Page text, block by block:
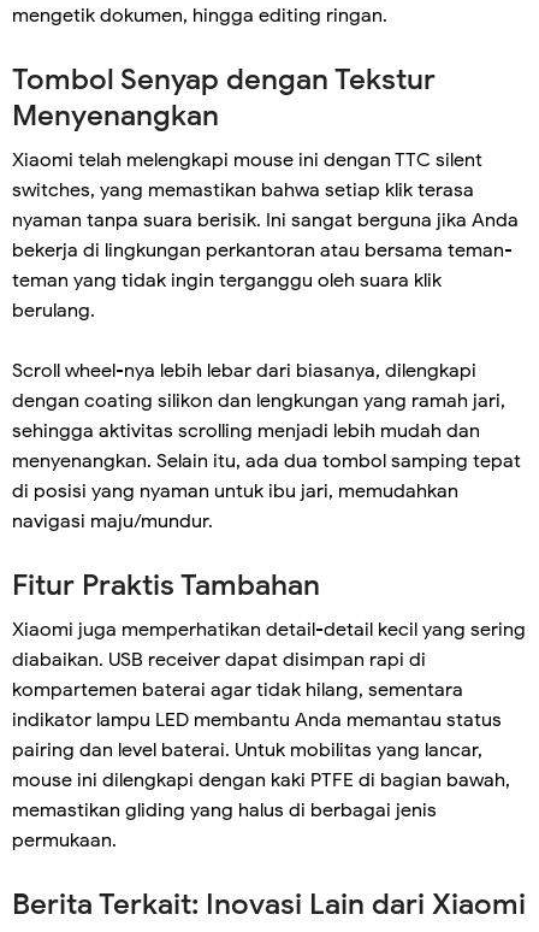
mengetik dokumen, hingga editing ringan.
Tombol Senyap dengan Tekstur
Menyenangkan
Xiaomi telah melengkapi mouse ini dengan TTC silent
switches, yang memastikan bahwa setiap klik terasa
nyaman tanpa suara berisik. Ini sangat berguna jika Anda
bekerja di lingkungan perkantoran atau bersama teman-
teman yang tidak ingin terganggu oleh suara klik
berulang.
Scroll wheel-nya lebih lebar dari biasanya, dilengkapi
dengan coating silikon dan lengkungan yang ramah jari,
sehingga aktivitas scrolling menjadi lebih mudah dan
menyenangkan. Selain itu, ada dua tombol samping tepat
di posisi yang nyaman untuk ibu jari, memudahkan
navigasi maju/mundur.
Fitur Praktis Tambahan
Xiaomi juga memperhatikan detail-detail kecil yang sering
diabaikan. USB receiver dapat disimpan rapi di
kompartemen baterai agar tidak hilang, sementara
indikator lampu LED membantu Anda memantau status
pairing dan level baterai. Untuk mobilitas yang lancar,
mouse ini dilengkapi dengan kaki PTFE di bagian bawah,
memastikan gliding yang halus di berbagai jenis
permukaan.
Berita Terkait: Inovasi Lain dari Xiaomi